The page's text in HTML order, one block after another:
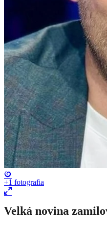
+1 fotografia
Velká novina